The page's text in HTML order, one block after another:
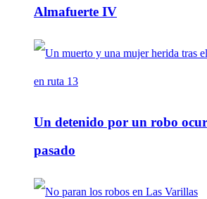
Almafuerte IV
Un detenido por un robo
pasado